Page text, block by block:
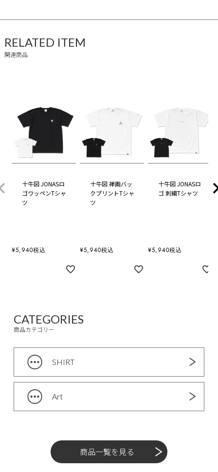
RELATED ITEM
関連商品
十牛図 JONASロ
ゴワッペンTシャ
ツ
¥5,940税込
十牛図 禅画バッ
クプリントTシャ
ツ
¥5,940税込
十牛図 JONASロ
ゴ 刺繍Tシャツ
¥5,940税込
CATEGORIES
商品カテゴリー
SHIRT
Art
商品一覧を見る